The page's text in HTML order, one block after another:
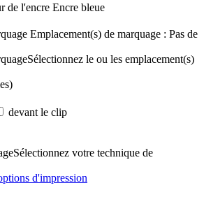
de l'encre Encre bleue
Emplacement(s) de marquage : Pas de
Sélectionnez le ou les emplacement(s)
devant le clip
Sélectionnez votre technique de
d'impression